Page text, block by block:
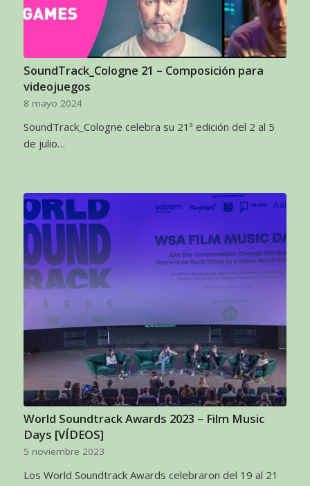
SoundTrack_Cologne 21 – Composición para
videojuegos
8 mayo 2024
SoundTrack_Cologne celebra su 21ª edición del 2 al 5
de julio…
World Soundtrack Awards 2023 – Film Music
Days [VÍDEOS]
5 noviembre 2023
Los World Soundtrack Awards celebraron del 19 al 21